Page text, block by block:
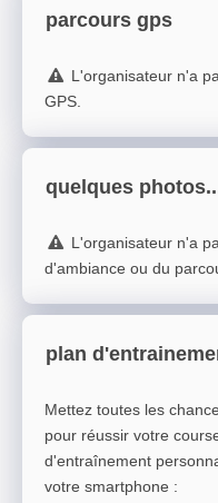
parcours gps
L'organisateur n'a
GPS.
quelques
L'organisateur n'a
d'ambiance ou du
plan
Mettez toutes les
pour réussir votre
d'entraînement
votre smartphone :